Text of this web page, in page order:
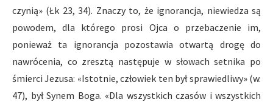
czynią» (Łk 23, 34). Znaczy to, że ignorancja, niewiedza są
powodem, dla którego prosi Ojca o przebaczenie im,
ponieważ ta ignorancja pozostawia otwartą drogę do
nawrócenia, co zresztą następuje w słowach setnika po
śmierci Jezusa: «Istotnie, człowiek ten był sprawiedliwy» (w.
47), był Synem Boga. «Dla wszystkich czasów i wszystkich